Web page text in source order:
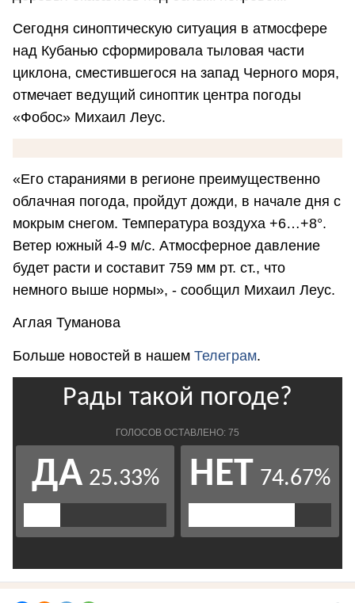
Сегодня синоптическую ситуация в атмосфере
над Кубанью сформировала тыловая части
циклона, сместившегося на запад Черного моря,
отмечает ведущий синоптик центра погоды
«Фобос» Михаил Леус.
«Его стараниями в регионе преимущественно
облачная погода, пройдут дожди, в начале дня с
мокрым снегом. Температура воздуха +6…+8°.
Ветер южный 4-9 м/с. Атмосферное давление
будет расти и составит 759 мм рт. ст., что
немного выше нормы», - сообщил Михаил Леус.
Аглая Туманова
Больше новостей в нашем Телеграм.